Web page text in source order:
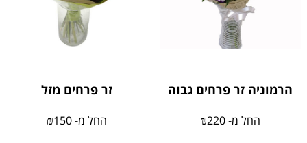
הרמוניה זר פרחים גבוה
החל מ- ₪220
זר פרחים מזל
החל מ- ₪150